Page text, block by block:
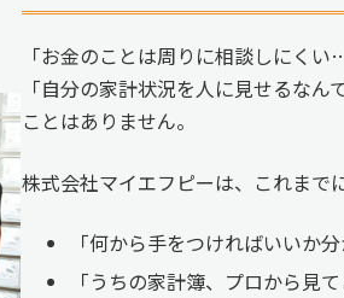
「お金のことは周りに相談しにく
「自分の家計状況を人に見せるな
ことはありません。
株式会社マイエフピーは、これまで
「何から手をつければいいか分
「うちの家計簿、プロから見